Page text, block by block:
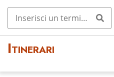
Itinerari